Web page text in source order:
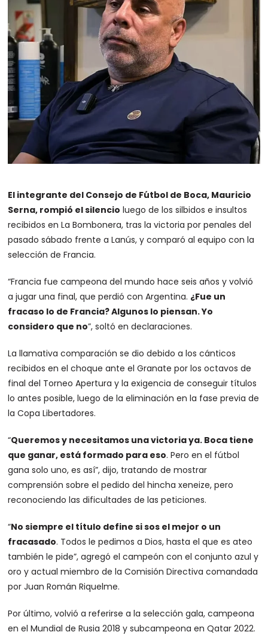
El integrante del Consejo de Fútbol de Boca, Mauricio
Serna, rompió el silencio luego de los silbidos e insultos
recibidos en La Bombonera, tras la victoria por penales del
pasado sábado frente a Lanús, y comparó al equipo con la
selección de Francia.
“Francia fue campeona del mundo hace seis años y volvió
a jugar una final, que perdió con Argentina. ¿Fue un
fracaso lo de Francia? Algunos lo piensan. Yo
considero que no”, soltó en declaraciones.
La llamativa comparación se dio debido a los cánticos
recibidos en el choque ante el Granate por los octavos de
final del Torneo Apertura y la exigencia de conseguir títulos
lo antes posible, luego de la eliminación en la fase previa de
la Copa Libertadores.
“Queremos y necesitamos una victoria ya. Boca tiene
que ganar, está formado para eso. Pero en el fútbol
gana solo uno, es así”, dijo, tratando de mostrar
comprensión sobre el pedido del hincha xeneize, pero
reconociendo las dificultades de las peticiones.
“No siempre el título define si sos el mejor o un
fracasado. Todos le pedimos a Dios, hasta el que es ateo
también le pide”, agregó el campeón con el conjunto azul y
oro y actual miembro de la Comisión Directiva comandada
por Juan Román Riquelme.
Por último, volvió a referirse a la selección gala, campeona
en el Mundial de Rusia 2018 y subcampeona en Qatar 2022.